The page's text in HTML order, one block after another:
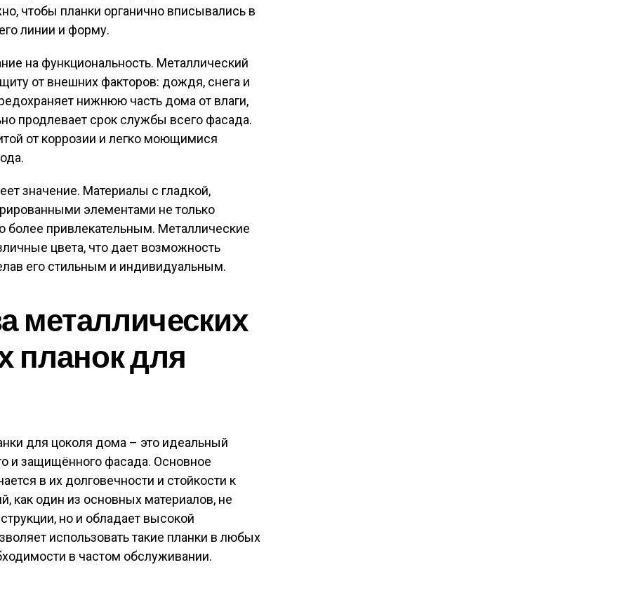
чтобы планки органично вписывались в
линии и форму.
на функциональность. Металлический
от внешних факторов: дождя, снега и
нижнюю часть дома от влаги,
продлевает срок службы всего фасада.
от коррозии и легко моющимися
значение. Материалы с гладкой,
элементами не только
более привлекательным. Металлические
цвета, что дает возможность
его стильным и индивидуальным.
металлических
планок для
для цоколя дома – это идеальный
и защищённого фасада. Основное
в их долговечности и стойкости к
один из основных материалов, не
но и обладает высокой
использовать такие планки в любых
в частом обслуживании.